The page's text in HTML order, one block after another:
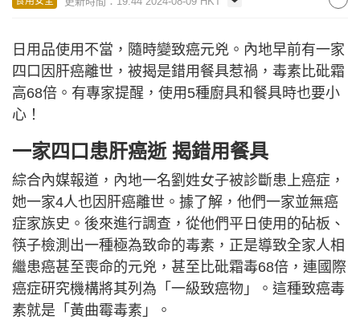
日用品使用不當，隨時變致癌元兇。內地早前有一家
四口因肝癌離世，被揭是錯用餐具惹禍，毒素比砒霜
高68倍。有專家提醒，使用5種廚具和餐具時也要小
心！
一家四口患肝癌逝 揭錯用餐具
綜合內媒報道，內地一名劉姓女子被診斷患上癌症，
她一家4人也因肝癌離世。據了解，他們一家並無癌
症家族史。後來進行調查，從他們平日使用的砧板、
筷子檢測出一種極為致命的毒素，正是導致全家人相
繼患癌甚至喪命的元兇，甚至比砒霜毒68倍，連國際
癌症研究機構將其列為「一級致癌物」。這種致癌毒
素就是「黃曲霉毒素」。